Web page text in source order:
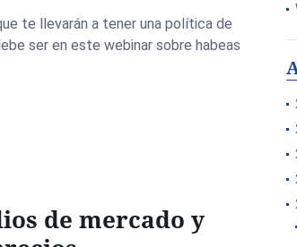
te llevarán a tener una política de
ser en este webinar sobre habeas
de mercado y